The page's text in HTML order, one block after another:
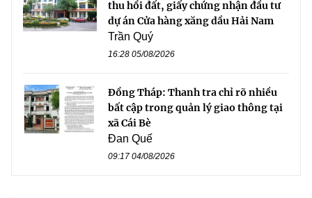
thu hồi đất, giấy chứng nhận đầu tư
dự án Cửa hàng xăng dầu Hải Nam
Trần Quý
16:28 05/08/2026
Đồng Tháp: Thanh tra chỉ rõ nhiều
bất cập trong quản lý giao thông tại
xã Cái Bè
Đan Quế
09:17 04/08/2026